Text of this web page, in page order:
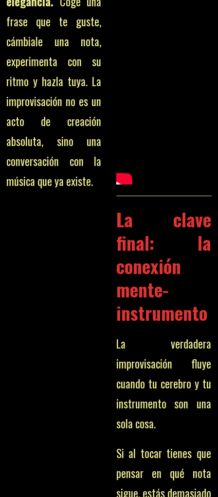
frase que te guste,
cámbiale una nota,
experimenta con su
ritmo y hazla tuya. La
improvisación no es un
acto de creación
absoluta, sino una
conversación con la
música que ya existe.
La clave
final: la
conexión
mente-
instrumento
La verdadera
improvisación fluye
cuando tu cerebro y tu
instrumento son una
sola cosa.
Si al tocar tienes que
pensar en qué nota
sigue, estás demasiado